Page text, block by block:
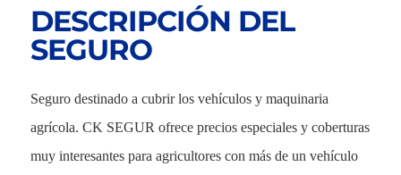
DESCRIPCIÓN DEL
SEGURO
Seguro destinado a cubrir los vehículos y maquinaria
agrícola. CK SEGUR ofrece precios especiales y coberturas
muy interesantes para agricultores con más de un vehículo